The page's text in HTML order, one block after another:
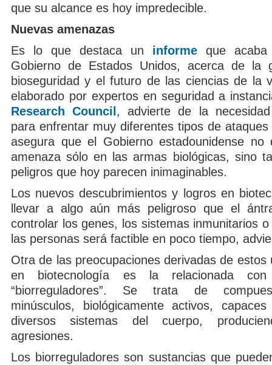
que su alcance es hoy impredecible.
Nuevas amenazas
Es lo que destaca un informe que
Gobierno de Estados Unidos, acerca de la
bioseguridad y el futuro de las ciencias de la
elaborado por expertos en seguridad a
Research Council , advierte de la
para enfrentar muy diferentes tipos de
asegura que el Gobierno estadounidense no
amenaza sólo en las armas biológicas, sino
peligros que hoy parecen inimaginables.
Los nuevos descubrimientos y logros en
llevar a algo aún más peligroso que el
controlar los genes, los sistemas inmunitarios
las personas será factible en poco tiempo,
Otra de las preocupaciones derivadas de estos
en biotecnología es la relacionada
“biorreguladores”. Se trata de
minúsculos, biológicamente activos,
diversos sistemas del cuerpo,
agresiones.
Los biorreguladores son sustancias que